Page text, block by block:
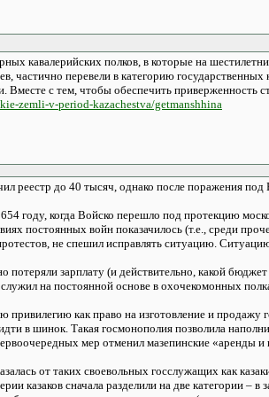
кавалерийских полков, в которые на
частично перевели в категорию
Вместе с тем, чтобы обеспечить приверженность
zemli-v-period-kazachestva/getmanshhina
реестр до 40 тысяч, однако после поражения
году, когда Войско перешло под протекцию
постоянных войн показачилось (т.е., среди
не спешил исправлять ситуацию.
зарплату (и действительно, какой
служил на постоянной основе в охочекомонных
как право на изготовление и продажу
в шинок. Такая госмонополия позволила
мер отменил мазепинские «аренды
от таких своевольных госслужащих как
казаков сначала разделили на две категории –